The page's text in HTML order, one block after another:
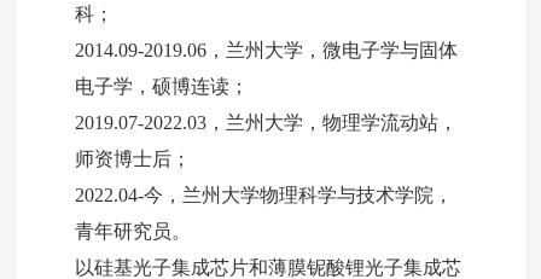
科；
2014.09-2019.06，兰州大学，微电子学与固体
电子学，硕博连读；
2019.07-2022.03，兰州大学，物理学流动站，
师资博士后；
2022.04-今，兰州大学物理科学与技术学院，
青年研究员。
以硅基光子集成芯片和薄膜铌酸锂光子集成芯